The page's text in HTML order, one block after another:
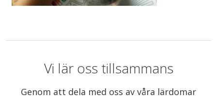
Vi lär oss tillsammans
Genom att dela med oss av våra lärdomar